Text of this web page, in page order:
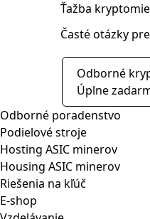
Ťažba
Časté otázky
Odborné
Úplne
Odborné poradenstvo
Podielové stroje
Hosting ASIC minerov
Housing ASIC minerov
Riešenia na kľúč
E-shop